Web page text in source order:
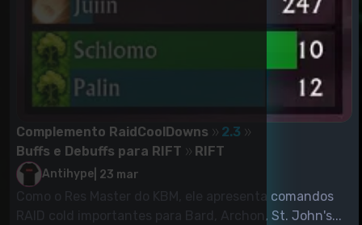
Complemento RaidCoolDowns
2.3
Buffs e Debuffs para RIFT
RIFT
Antihype 23 mar
Como o Res Master do KBM, ele apresenta comandos
RAID cold importantes para Bard, Archon, St. John's...